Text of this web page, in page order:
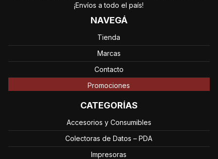
¡Envíos a todo el país!
NAVEGÁ
Tienda
Marcas
Contacto
Promociones
CATEGORÍAS
Accesorios y Consumibles
Colectoras de Datos – PDA
Impresoras